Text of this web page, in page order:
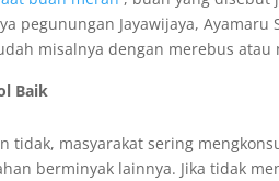
pegunungan Jayawijaya,
misalnya dengan merebus
Baik
tidak, masyarakat sering
berminyak lainnya. Jika tidak